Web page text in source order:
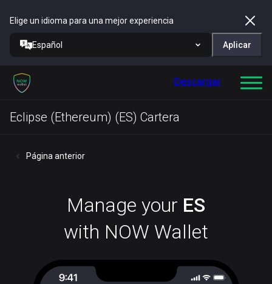
Elige un idioma para una mejor experiencia
Español Aplicar
Descargar
Eclipse (Ethereum) (ES) Cartera
Página anterior
Manage your ES
with NOW Wallet